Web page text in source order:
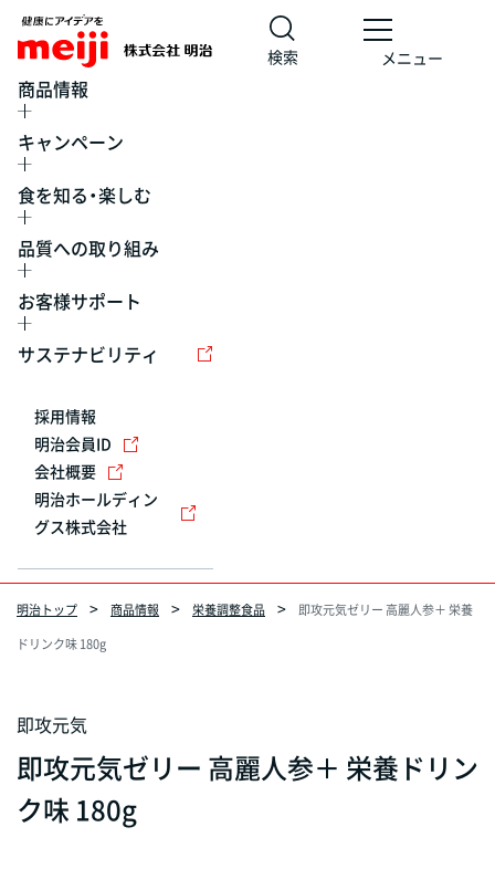
検索 メニュー
商品情報
キャンペーン
食を知る・楽しむ
品質への取り組み
お客様サポート
サステナビリティ
採用情報
明治会員ID
会社概要
明治ホールディン
グス株式会社
明治トップ 商品情報 栄養調整食品
即攻元気ゼリー 高麗人参＋ 栄養
ドリンク味 180g
即攻元気
即攻元気ゼリー 高麗人参＋ 栄養ドリン
ク味 180g